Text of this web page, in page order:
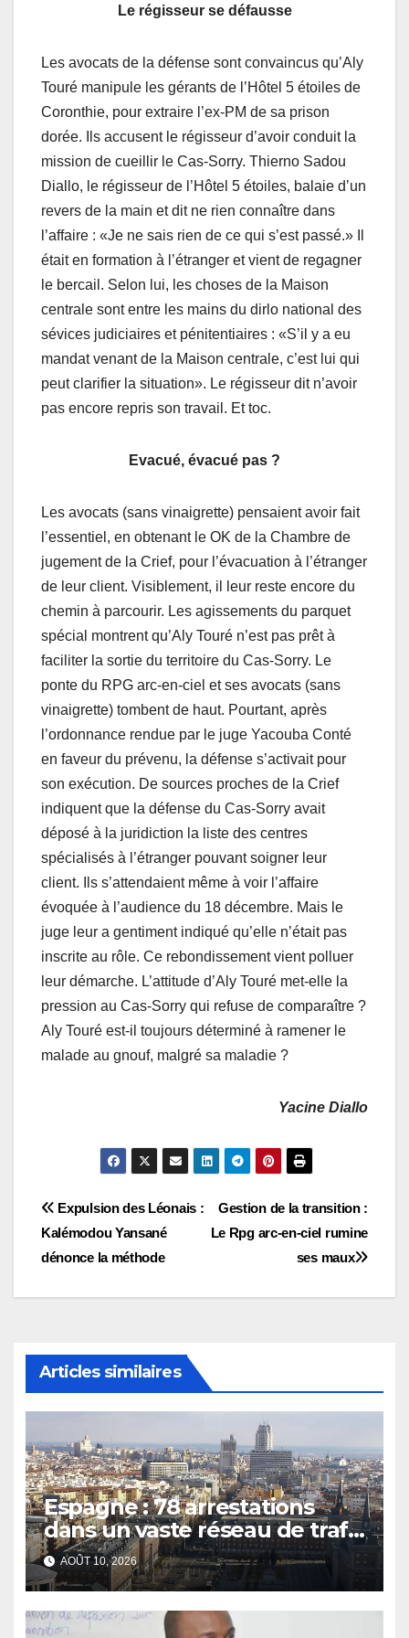
Le régisseur se défausse
Les avocats de la défense sont convaincus qu’Aly
Touré manipule les gérants de l’Hôtel 5 étoiles de
Coronthie, pour extraire l’ex-PM de sa prison
dorée. Ils accusent le régisseur d’avoir conduit la
mission de cueillir le Cas-Sorry. Thierno Sadou
Diallo, le régisseur de l’Hôtel 5 étoiles, balaie d’un
revers de la main et dit ne rien connaître dans
l’affaire : «Je ne sais rien de ce qui s’est passé.» Il
était en formation à l’étranger et vient de regagner
le bercail. Selon lui, les choses de la Maison
centrale sont entre les mains du dirlo national des
sévices judiciaires et pénitentiaires : «S’il y a eu
mandat venant de la Maison centrale, c’est lui qui
peut clarifier la situation». Le régisseur dit n’avoir
pas encore repris son travail. Et toc.
Evacué, évacué pas ?
Les avocats (sans vinaigrette) pensaient avoir fait
l’essentiel, en obtenant le OK de la Chambre de
jugement de la Crief, pour l’évacuation à l’étranger
de leur client. Visiblement, il leur reste encore du
chemin à parcourir. Les agissements du parquet
spécial montrent qu’Aly Touré n’est pas prêt à
faciliter la sortie du territoire du Cas-Sorry. Le
ponte du RPG arc-en-ciel et ses avocats (sans
vinaigrette) tombent de haut. Pourtant, après
l’ordonnance rendue par le juge Yacouba Conté
en faveur du prévenu, la défense s’activait pour
son exécution. De sources proches de la Crief
indiquent que la défense du Cas-Sorry avait
déposé à la juridiction la liste des centres
spécialisés à l’étranger pouvant soigner leur
client. Ils s’attendaient même à voir l’affaire
évoquée à l’audience du 18 décembre. Mais le
juge leur a gentiment indiqué qu’elle n’était pas
inscrite au rôle. Ce rebondissement vient polluer
leur démarche. L’attitude d’Aly Touré met-elle la
pression au Cas-Sorry qui refuse de comparaître ?
Aly Touré est-il toujours déterminé à ramener le
malade au gnouf, malgré sa maladie ?
Yacine Diallo
Navigation
de
l’article
Gestion de la transition :
Le Rpg arc-en-ciel rumine
ses maux
Expulsion des Léonais :
Kalémodou Yansané
dénonce la méthode
Articles similaires
Espagne : 78 arrestations
dans un vaste réseau de trafic
d’êtres humains et de drogue
AOÛT 10, 2026